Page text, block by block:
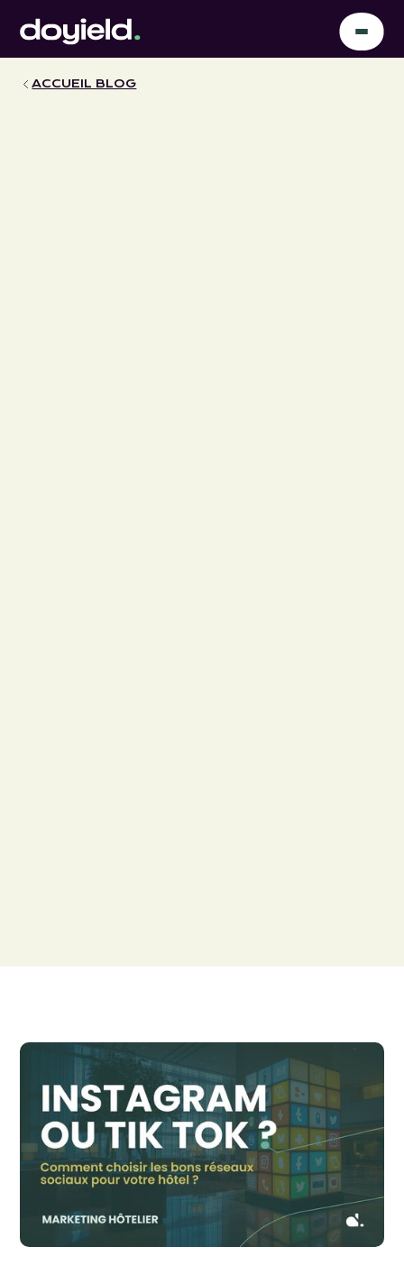
ACCUEIL BLOG